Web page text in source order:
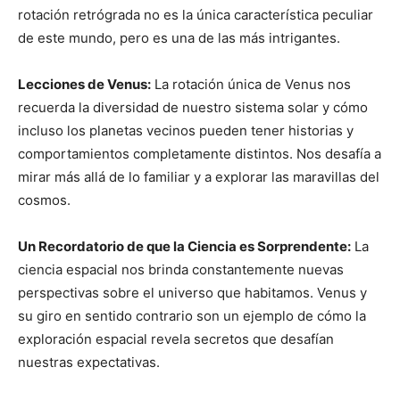
rotación retrógrada no es la única característica peculiar
de este mundo, pero es una de las más intrigantes.
Lecciones de Venus: La rotación única de Venus nos
recuerda la diversidad de nuestro sistema solar y cómo
incluso los planetas vecinos pueden tener historias y
comportamientos completamente distintos. Nos desafía a
mirar más allá de lo familiar y a explorar las maravillas del
cosmos.
Un Recordatorio de que la Ciencia es Sorprendente: La
ciencia espacial nos brinda constantemente nuevas
perspectivas sobre el universo que habitamos. Venus y
su giro en sentido contrario son un ejemplo de cómo la
exploración espacial revela secretos que desafían
nuestras expectativas.